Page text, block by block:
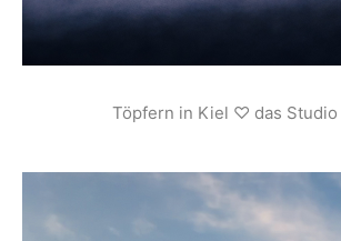
Töpfern in Kiel ♡ das Studio